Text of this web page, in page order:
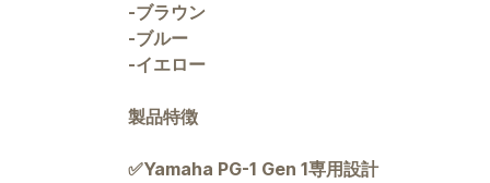
-ブラウン
-ブルー
-イエロー
製品特徴
✅Yamaha PG-1 Gen 1専用設計